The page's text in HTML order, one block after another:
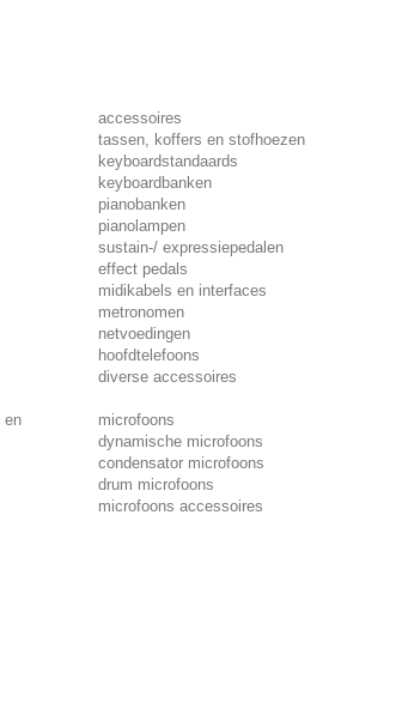
accessoires
tassen, koffers en stofhoezen
keyboardstandaards
keyboardbanken
pianobanken
pianolampen
sustain-/ expressiepedalen
effect pedals
midikabels en interfaces
metronomen
netvoedingen
hoofdtelefoons
diverse accessoires
en
microfoons
dynamische microfoons
condensator microfoons
drum microfoons
microfoons accessoires